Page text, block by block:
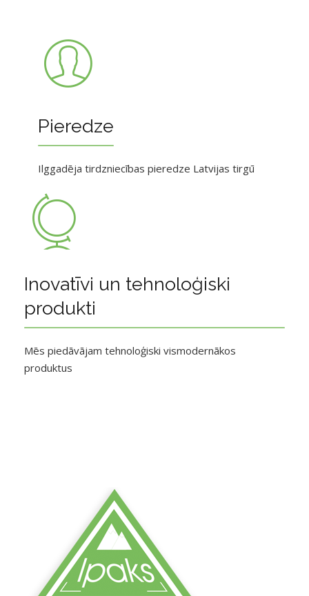
Pieredze
Ilggadēja tirdzniecības pieredze Latvijas tirgū
Inovatīvi un tehnoloģiski
produkti
Mēs piedāvājam tehnoloģiski vismodernākos
produktus